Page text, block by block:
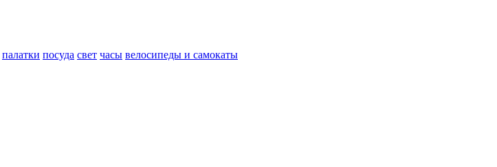
палатки посуда свет часы велосипеды и самокаты